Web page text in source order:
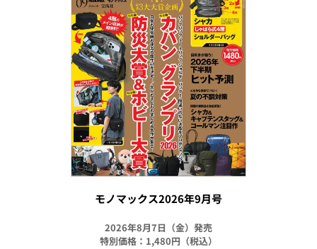
モノマックス2026年9月号
2026年8月7日（金）発売
特別価格：1,480円（税込）